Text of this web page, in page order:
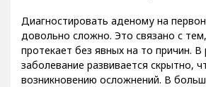
Диагностировать аденому на
довольно сложно. Это связано с
протекает без явных на то причин. В
заболевание развивается скрытно,
возникновению осложнений. В